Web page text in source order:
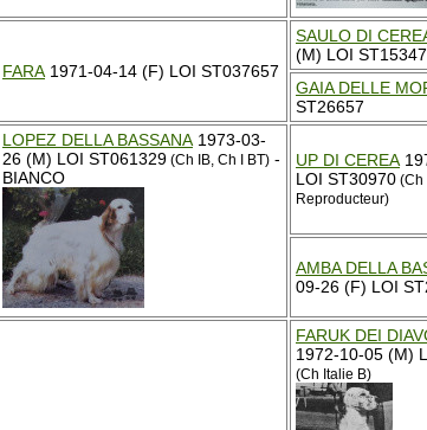
FARA 1971-04-14 (F) LOI ST037657
SAULO DI
(M) LOI ST15347
GAIA DELLE
ST26657
LOPEZ DELLA BASSANA 1973-03-
26 (M) LOI ST061329 (Ch IB, Ch I BT) -
BIANCO
UP DI CEREA
LOI ST30970 (Ch
Reproducteur)
AMBA DELLA
09-26 (F) LOI
FARUK DEI
1972-10-05 (M)
(Ch Italie B)